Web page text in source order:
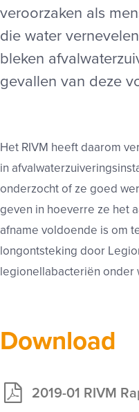
veroorzaken als
die water
bleken
gevallen van deze
Het RIVM heeft daarom
in
onderzocht of ze goed
geven in hoeverre ze het
afname voldoende is om
longontsteking door
legionellabacteriën onder
Download
2019-01 RIVM
Exclusief